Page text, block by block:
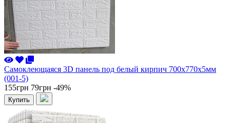
Самоклеющаяся 3D панель под белый кирпич 700x770x5мм
(001-5)
155грн 79грн -49%
Купить